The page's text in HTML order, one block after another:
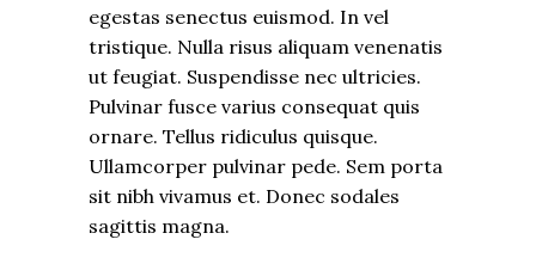
egestas senectus euismod. In vel
tristique. Nulla risus aliquam venenatis
ut feugiat. Suspendisse nec ultricies.
Pulvinar fusce varius consequat quis
ornare. Tellus ridiculus quisque.
Ullamcorper pulvinar pede. Sem porta
sit nibh vivamus et. Donec sodales
sagittis magna.